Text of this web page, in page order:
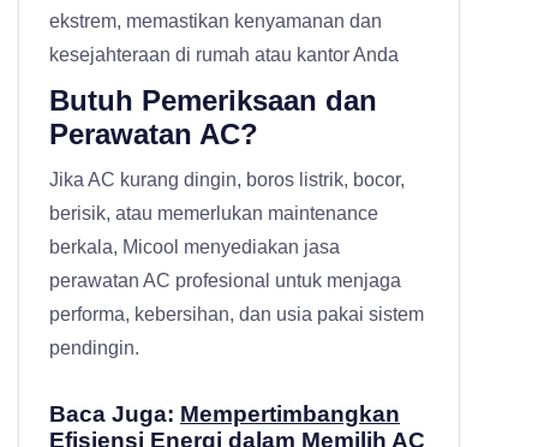
ekstrem, memastikan kenyamanan dan
kesejahteraan di rumah atau kantor Anda
Butuh Pemeriksaan dan
Perawatan AC?
Jika AC kurang dingin, boros listrik, bocor,
berisik, atau memerlukan maintenance
berkala, Micool menyediakan jasa
perawatan AC profesional untuk menjaga
performa, kebersihan, dan usia pakai sistem
pendingin.
Baca Juga: Mempertimbangkan
Efisiensi Energi dalam Memilih AC